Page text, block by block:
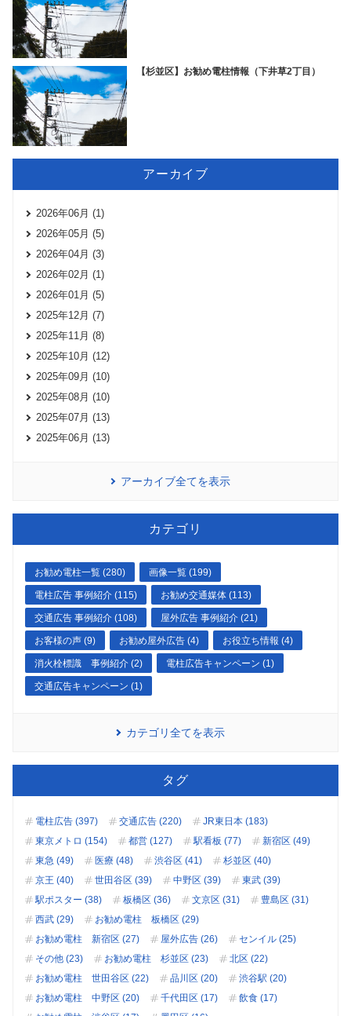
【杉並区】お勧め電柱情報（下井草2丁目）
アーカイブ
2026年06月 (1)
2026年05月 (5)
2026年04月 (3)
2026年02月 (1)
2026年01月 (5)
2025年12月 (7)
2025年11月 (8)
2025年10月 (12)
2025年09月 (10)
2025年08月 (10)
2025年07月 (13)
2025年06月 (13)
アーカイブ全てを表示
カテゴリ
お勧め電柱一覧 (280) 画像一覧 (199)
電柱広告 事例紹介 (115) お勧め交通媒体 (113)
交通広告 事例紹介 (108) 屋外広告 事例紹介 (21)
お客様の声 (9) お勧め屋外広告 (4) お役立ち情報 (4)
消火栓標識 事例紹介 (2) 電柱広告キャンペーン (1)
交通広告キャンペーン (1)
カテゴリ全てを表示
タグ
電柱広告 (397) 交通広告 (220)
JR東日本 (183)
東京メトロ (154)
都営 (127) 駅看板 (77)
新宿区 (49)
東急 (49)
医療 (48) 渋谷区 (41)
杉並区 (40)
京王 (40)
世田谷区 (39) 中野区 (39)
東武 (39)
駅ポスター (38)
板橋区 (36) 文京区 (31)
豊島区 (31)
西武 (29)
お勧め電柱 板橋区 (29)
お勧め電柱 新宿区 (27)
屋外広告 (26)
センイル (25)
その他 (23)
お勧め電柱 杉並区 (23)
北区 (22)
お勧め電柱 世田谷区 (22)
品川区 (20)
渋谷駅 (20)
お勧め電柱 中野区 (20)
千代田区 (17)
飲食 (17)